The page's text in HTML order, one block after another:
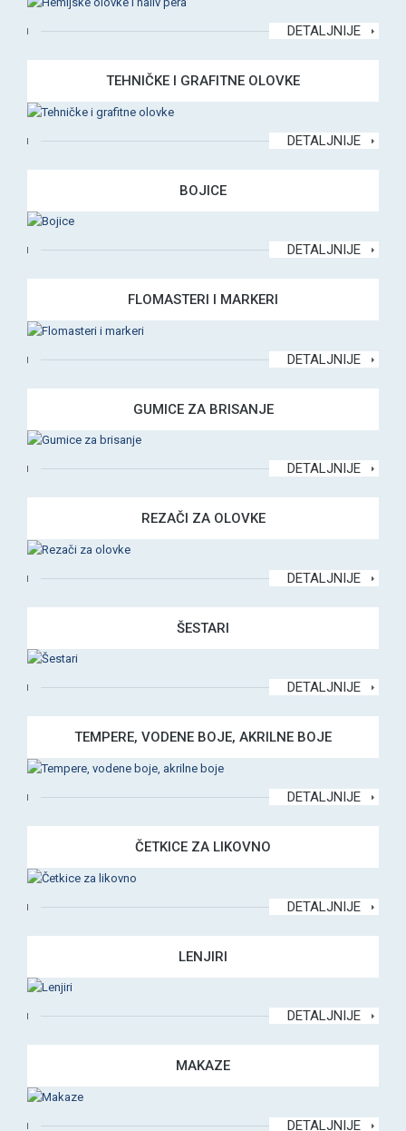
DETALJNIJE
TEHNIČKE I GRAFITNE OLOVKE
DETALJNIJE
BOJICE
DETALJNIJE
FLOMASTERI I MARKERI
DETALJNIJE
GUMICE ZA BRISANJE
DETALJNIJE
REZAČI ZA OLOVKE
DETALJNIJE
ŠESTARI
DETALJNIJE
TEMPERE, VODENE BOJE, AKRILNE BOJE
DETALJNIJE
ČETKICE ZA LIKOVNO
DETALJNIJE
LENJIRI
DETALJNIJE
MAKAZE
DETALJNIJE